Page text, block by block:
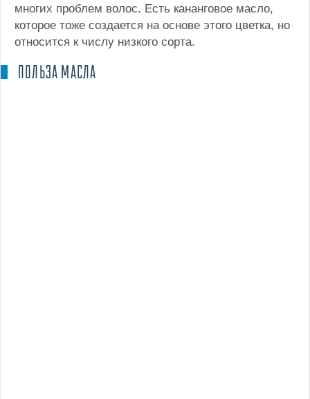
многих проблем волос. Есть кананговое масло,
которое тоже создается на основе этого цветка, но
относится к числу низкого сорта.
ПОЛЬЗА МАСЛА